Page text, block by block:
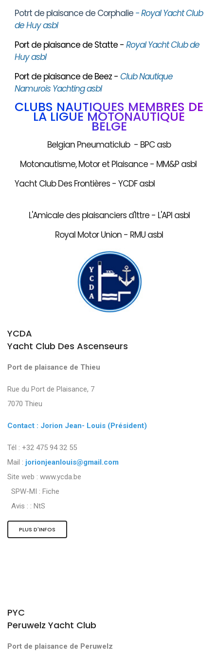
Potrt de plaisance de Corphalie - Royal Yacht Club
de Huy asbl
Port de plaisance de Statte - Royal Yacht Club de
Huy asbl
Port de plaisance de Beez - Club Nautique
Namurois Yachting asbl
CLUBS NAUTIQUES MEMBRES DE
LA LIGUE MOTONAUTIQUE
BELGE
Belgian Pneumaticlub - BPC asb
Motonautisme, Motor et Plaisance - MM&P asbl
Yacht Club Des Frontières - YCDF asbl
L'Amicale des plaisanciers d'Ittre - L'API asbl
Royal Motor Union - RMU asbl
YCDA
Yacht Club Des Ascenseurs
Port de plaisance de Thieu
Rue du Port de Plaisance, 7
7070 Thieu
Contact : Jorion Jean- Louis (Président)
Tél : +32 475 94 32 55
Mail : jorionjeanlouis@gmail.com
Site web : www.ycda.be
SPW-MI : Fiche
Avis : : NtS
PLUS D'INFOS
PYC
Peruwelz Yacht Club
Port de plaisance de Peruwelz